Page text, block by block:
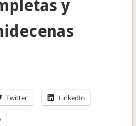
y
Twitter LinkedIn